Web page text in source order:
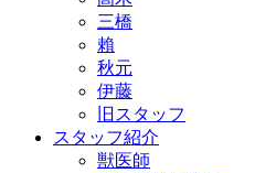
三橋
賴
秋元
伊藤
旧スタッフ
スタッフ紹介
獣医師